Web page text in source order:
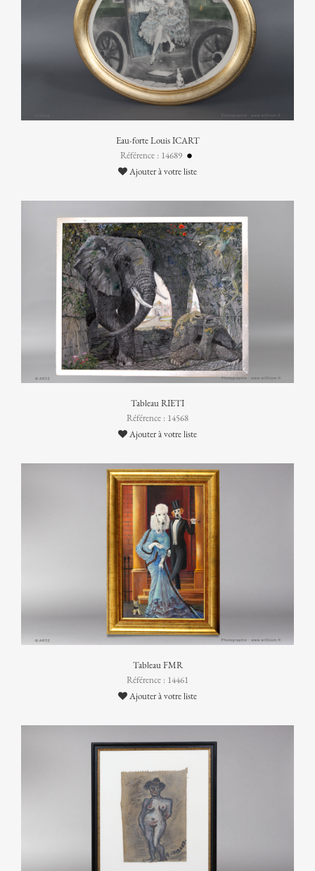
Eau-forte Louis ICART
Référence : 14689
Ajouter à votre liste
Tableau RIETI
Référence : 14568
Ajouter à votre liste
Tableau FMR
Référence : 14461
Ajouter à votre liste